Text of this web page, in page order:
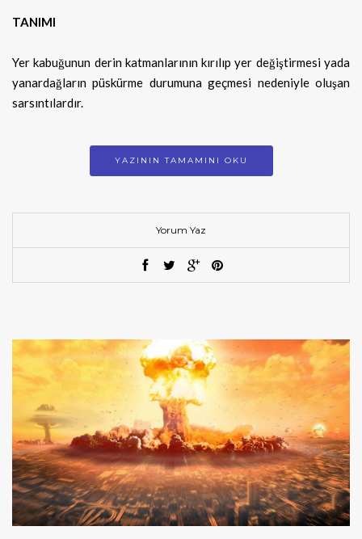
TANIMI
Yer kabuğunun derin katmanlarının kırılıp yer değiştirmesi yada
yanardağların püskürme durumuna geçmesi nedeniyle oluşan
sarsıntılardır.
YAZININ TAMAMINI OKU
Yorum Yaz